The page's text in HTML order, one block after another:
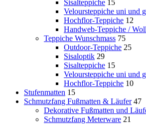
Sisalteppiche 15
Veloursteppiche uni und
Hochflor-Teppiche 12
Handweb-Teppiche /
Teppiche Wunschmass 75
Outdoor-Teppiche 25
Sisaloptik 29
Sisalteppiche 15
Veloursteppiche uni und
Hochflor-Teppiche 10
Stufenmatten 15
Schmutzfang Fußmatten & Läufer 47
Dekorative Fußmatten und
Schmutzfang Meterware 21